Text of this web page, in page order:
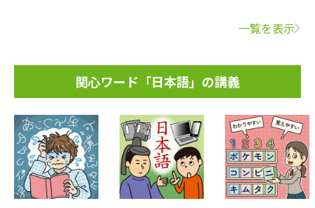
一覧を表示
関心ワード「日本語」の講義